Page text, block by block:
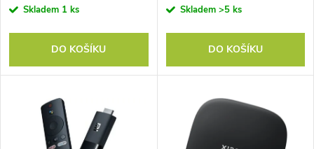
o
u
o
d
Skladem 1 ks
DO KOŠÍKU
Skladem >5 ks
DO KOŠÍKU